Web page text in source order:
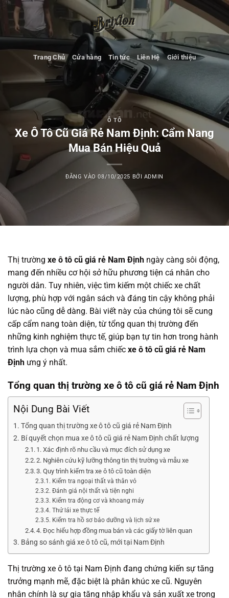
Bỏ
Trang Chủ Cửa hàng Tin tức Liên Hệ Giới thiệu
Ô TÔ
Xe Ô Tô Cũ Giá Rẻ Nam Định: Cẩm Nang
Mua Bán Hiệu Quả
ĐĂNG VÀO08/10/2025 BỞI ADMIN
Thị trường xe ô tô cũ giá rẻ Nam Định ngày càng sôi động,
mang đến nhiều cơ hội sở hữu phương tiện cá nhân cho
người dân. Tuy nhiên, việc tìm kiếm một chiếc xe chất
lượng, phù hợp với ngân sách và đáng tin cậy không phải
lúc nào cũng dễ dàng. Bài viết này của chúng tôi sẽ cung
cấp cẩm nang toàn diện, từ tổng quan thị trường đến
những kinh nghiệm thực tế, giúp bạn tự tin hơn trong hành
trình lựa chọn và mua sắm chiếc xe ô tô cũ giá rẻ Nam
Định ưng ý nhất.
Tổng quan thị trường xe ô tô cũ giá rẻ Nam Định
Nội Dung Bài Viết
Tổng quan thị trường xe ô tô cũ giá rẻ Nam Định
Bí quyết chọn mua xe ô tô cũ giá rẻ Nam Định chất lượng
1. Xác định rõ nhu cầu và mục đích sử dụng xe
2. Nghiên cứu kỹ lưỡng thông tin thị trường và mẫu xe
3. Quy trình kiểm tra xe ô tô cũ toàn diện
Kiểm tra ngoại thất và thân vỏ
Đánh giá nội thất và tiện nghi
Kiểm tra động cơ và khoang máy
Thử lái xe thực tế
Kiểm tra hồ sơ bảo dưỡng và lịch sử xe
4. Đọc hiểu hợp đồng mua bán và các giấy tờ liên quan
Bảng so sánh giá xe ô tô cũ, mới tại Nam Định
Thị trường xe ô tô tại Nam Định đang chứng kiến sự tăng
trưởng mạnh mẽ, đặc biệt là phân khúc xe cũ. Nguyên
nhân chính là sự gia tăng nhập khẩu và sản xuất xe trong